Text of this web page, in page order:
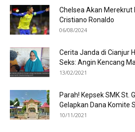
Chelsea Akan Merekrut
Cristiano Ronaldo
06/08/2024
Cerita Janda di Cianjur
Seks: Angin Kencang
13/02/2021
Parah! Kepsek SMK St.
Gelapkan Dana Komite
10/11/2021